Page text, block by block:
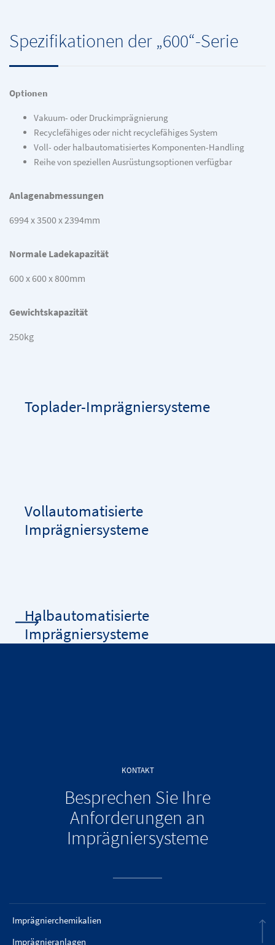
Spezifikationen der „600“-Serie
Optionen
Vakuum- oder Druckimprägnierung
Recyclefähiges oder nicht recyclefähiges System
Voll- oder halbautomatisiertes Komponenten-Handling
Reihe von speziellen Ausrüstungsoptionen verfügbar
Anlagenabmessungen
6994 x 3500 x 2394mm
Normale Ladekapazität
600 x 600 x 800mm
Gewichtskapazität
250kg
Toplader-Imprägniersysteme
Vollautomatisierte
Imprägniersysteme
Halbautomatisierte
Imprägniersysteme
KONTAKT
Besprechen Sie Ihre
Anforderungen an
Imprägniersysteme
Imprägnierchemikalien
Imprägnieranlagen